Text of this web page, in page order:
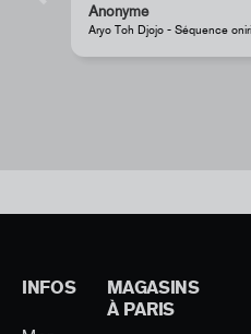
Anonyme
Aryo Toh Djojo - Séquence
INFOS
MAGASINS
À PARIS